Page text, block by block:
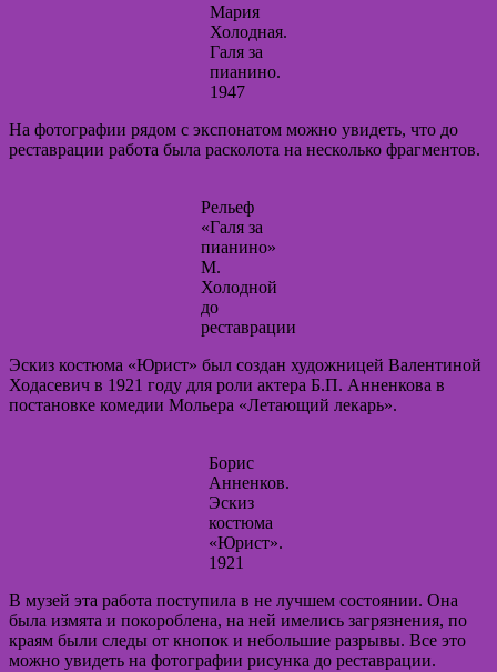
Мария
Холодная.
Галя за
пианино.
1947
На фотографии рядом с экспонатом можно увидеть, что до
реставрации работа была расколота на несколько фрагментов.
Рельеф
«Галя за
пианино»
М.
Холодной
до
реставрации
Эскиз костюма «Юрист» был создан художницей Валентиной
Ходасевич в 1921 году для роли актера Б.П. Анненкова в
постановке комедии Мольера «Летающий лекарь».
Борис
Анненков.
Эскиз
костюма
«Юрист».
1921
В музей эта работа поступила в не лучшем состоянии. Она
была измята и покороблена, на ней имелись загрязнения, по
краям были следы от кнопок и небольшие разрывы. Все это
можно увидеть на фотографии рисунка до реставрации.